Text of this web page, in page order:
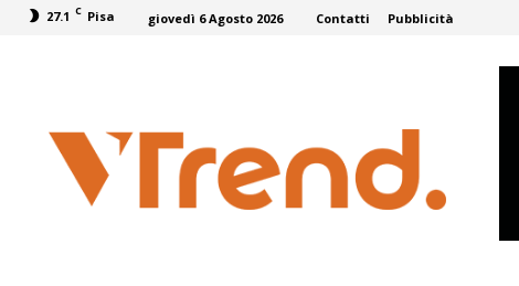
27.1 C Pisa giovedì 6 Agosto 2026 Contatti Pubblicità